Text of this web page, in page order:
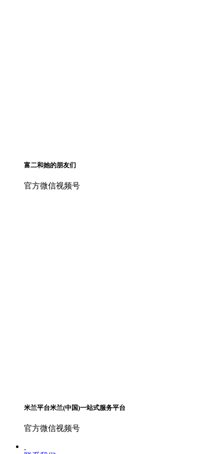
富二和她的朋友们
官方微信视频号
米兰平台米兰(中国)一站式服务平台
官方微信视频号